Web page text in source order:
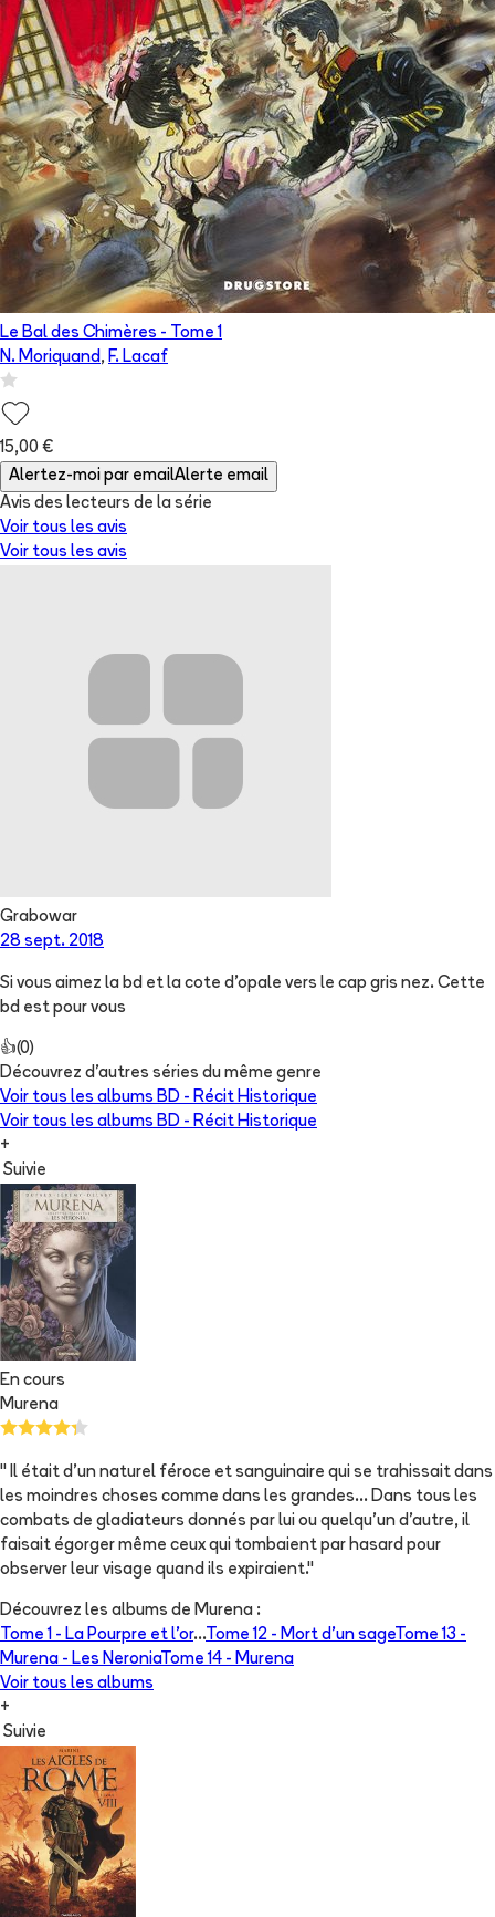
Le Bal des Chimères - Tome 1
N. Moriquand, F. Lacaf
15,00 €
Alertez-moi par emailAlerte email
Avis des lecteurs de la série
Voir tous les avis
Voir tous les avis
Grabowar
28 sept. 2018
Si vous aimez la bd et la cote d’opale vers le cap gris nez. Cette
bd est pour vous
👍(0)
Découvrez d'autres séries du même genre
Voir tous les albums BD - Récit Historique
Voir tous les albums BD - Récit Historique
+
Suivie
En cours
Murena
" Il était d'un naturel féroce et sanguinaire qui se trahissait dans
les moindres choses comme dans les grandes... Dans tous les
combats de gladiateurs donnés par lui ou quelqu'un d'autre, il
faisait égorger même ceux qui tombaient par hasard pour
observer leur visage quand ils expiraient."
Découvrez les albums de Murena :
Tome 1 - La Pourpre et l'or...Tome 12 - Mort d'un sageTome 13 -
Murena - Les NeroniaTome 14 - Murena
Voir tous les albums
+
Suivie